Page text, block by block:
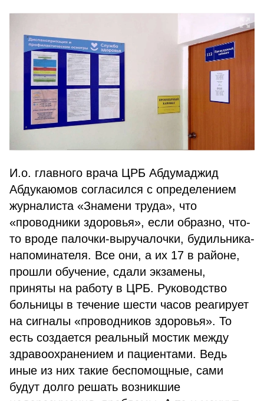
И.о. главного врача ЦРБ Абдумаджид
Абдукаюмов согласился с определением
журналиста «Знамени труда», что
«проводники здоровья», если образно, что-
то вроде палочки-выручалочки, будильника-
напоминателя. Все они, а их 17 в районе,
прошли обучение, сдали экзамены,
приняты на работу в ЦРБ. Руководство
больницы в течение шести часов реагирует
на сигналы «проводников здоровья». То
есть создается реальный мостик между
здравоохранением и пациентами. Ведь
иные из них такие беспомощные, сами
будут долго решать возникшие